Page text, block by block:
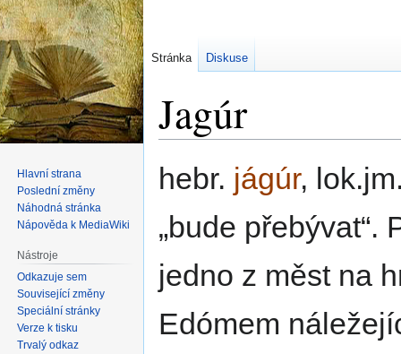
Jagúr
Skočit
na
Skočit
nahebr. jágúr,
bude přebývat .
jedno z měst na
Edómem
Stránka Diskuse
Hlavní strana
Poslední změny
Náhodná stránka
Nápověda k MediaWiki
Nástroje
Odkazuje sem
Související změny
Speciální stránky
Verze k tisku
Trvalý odkaz